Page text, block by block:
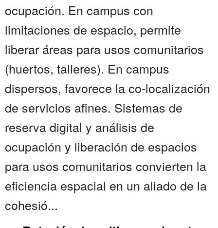
ocupación. En campus con
limitaciones de espacio, permite
liberar áreas para usos comunitarios
(huertos, talleres). En campus
dispersos, favorece la co-localización
de servicios afines. Sistemas de
reserva digital y análisis de
ocupación y liberación de espacios
para usos comunitarios convierten la
eficiencia espacial en un aliado de la
cohesió...